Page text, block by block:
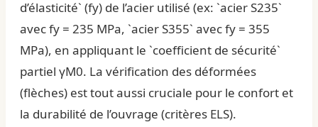
d’élasticité` (fy) de l’acier utilisé (ex: `acier S235`
avec fy = 235 MPa, `acier S355` avec fy = 355
MPa), en appliquant le `coefficient de sécurité`
partiel γM0. La vérification des déformées
(flèches) est tout aussi cruciale pour le confort et
la durabilité de l’ouvrage (critères ELS).